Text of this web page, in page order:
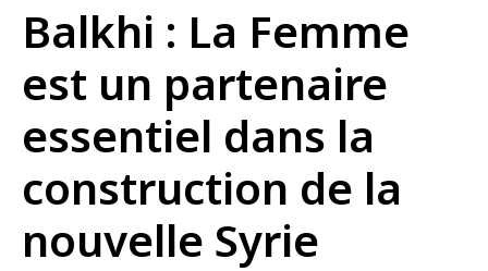
Balkhi : La Femme
est un partenaire
essentiel dans la
construction de la
nouvelle Syrie